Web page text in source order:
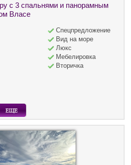
с 3 спальнями и панорамным
Власе
Спецпредложение
Вид на море
Люкс
Мебелировка
Вторичка